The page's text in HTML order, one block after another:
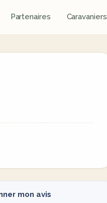
Partenaires Caravaniers
mon avis